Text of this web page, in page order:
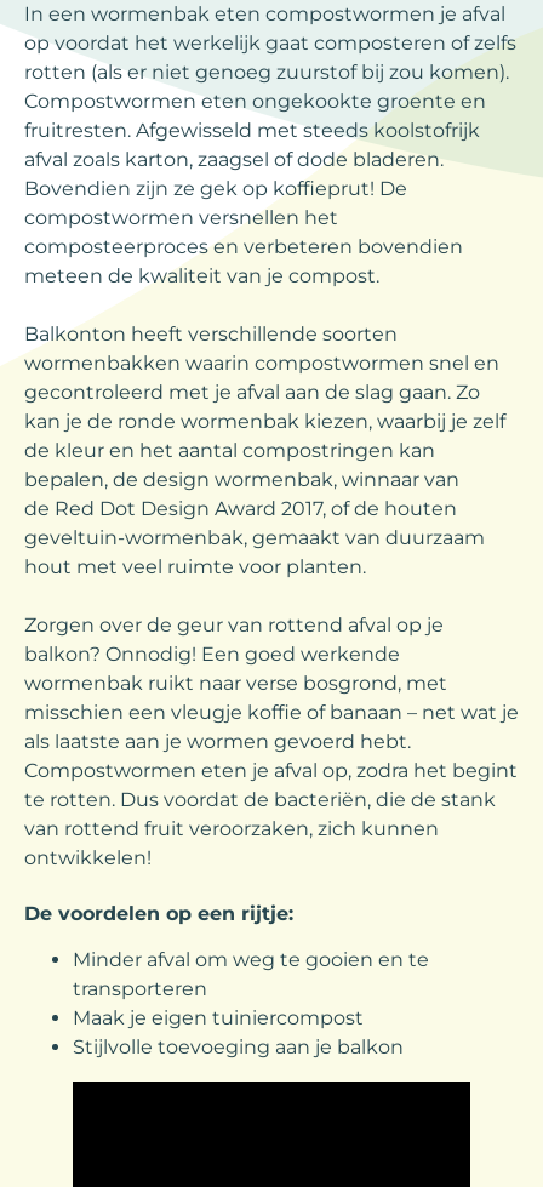
In een wormenbak eten compostwormen je afval
op voordat het werkelijk gaat composteren of zelfs
rotten (als er niet genoeg zuurstof bij zou komen).
Compostwormen eten ongekookte groente en
fruitresten. Afgewisseld met steeds koolstofrijk
afval zoals karton, zaagsel of dode bladeren.
Bovendien zijn ze gek op koffieprut! De
compostwormen versnellen het
composteerproces en verbeteren bovendien
meteen de kwaliteit van je compost.
Balkonton heeft verschillende soorten
wormenbakken waarin compostwormen snel en
gecontroleerd met je afval aan de slag gaan. Zo
kan je de ronde wormenbak kiezen, waarbij je zelf
de kleur en het aantal compostringen kan
bepalen, de design wormenbak, winnaar van
de Red Dot Design Award 2017, of de houten
geveltuin-wormenbak, gemaakt van duurzaam
hout met veel ruimte voor planten.
Zorgen over de geur van rottend afval op je
balkon? Onnodig! Een goed werkende
wormenbak ruikt naar verse bosgrond, met
misschien een vleugje koffie of banaan – net wat je
als laatste aan je wormen gevoerd hebt.
Compostwormen eten je afval op, zodra het begint
te rotten. Dus voordat de bacteriën, die de stank
van rottend fruit veroorzaken, zich kunnen
ontwikkelen!
De voordelen op een rijtje:
Minder afval om weg te gooien en te
transporteren
Maak je eigen tuiniercompost
Stijlvolle toevoeging aan je balkon